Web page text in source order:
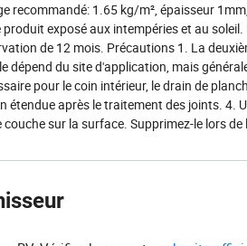
recommandé: 1.65 kg/m², épaisseur
exposé aux intempéries et au
de 12 mois. Précautions 1. La
dépend du site d'application, mais
pour le coin intérieur, le drain de
étendue après le traitement des joints.
sur la surface. Supprimez-le lors